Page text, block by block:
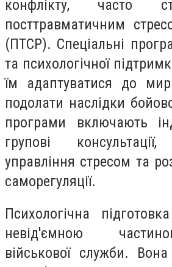
конфлікту, часто
посттравматичним
(ПТСР). Спеціальні
та психологічної
їм адаптуватися до
подолати наслідки
програми включають
групові
управління стресом та
саморегуляції.
Психологічна
невід'ємною
військової служби.